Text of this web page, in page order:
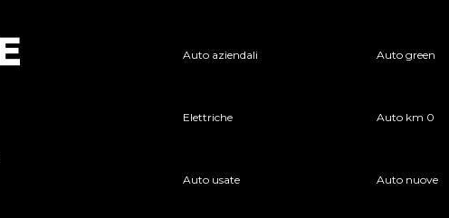
Auto aziendali Auto green
Elettriche Auto km 0
Auto usate Auto nuove